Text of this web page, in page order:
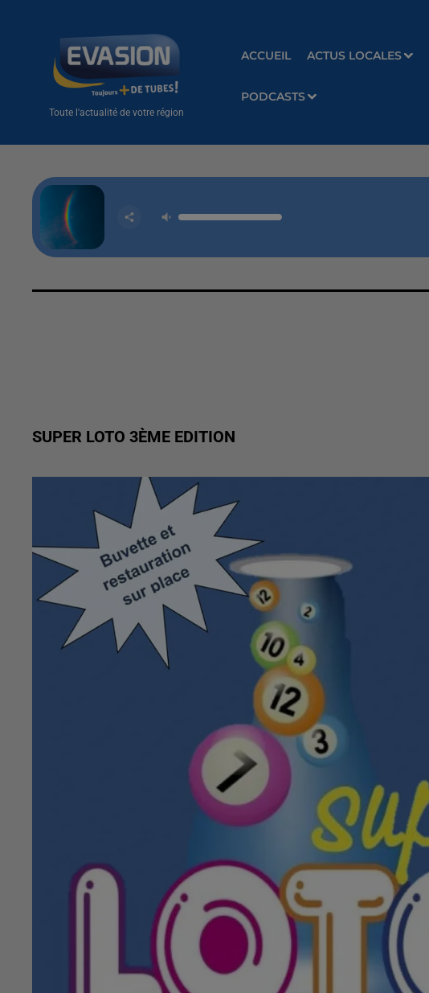
Toute l'actualité de votre région
ACCUEIL ACTUS LOCALES
PODCASTS
SUPER LOTO 3ÈME EDITION